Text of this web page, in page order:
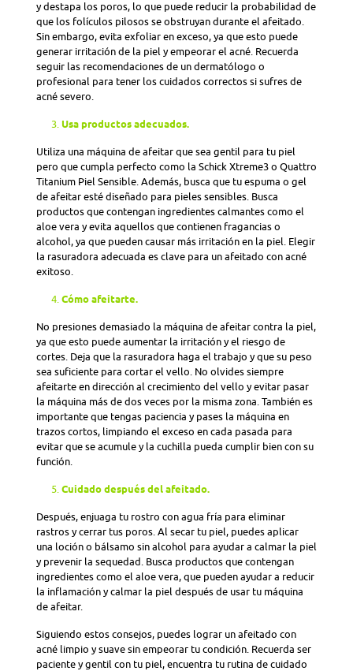
y destapa los poros, lo que puede reducir la probabilidad de
que los folículos pilosos se obstruyan durante el afeitado.
Sin embargo, evita exfoliar en exceso, ya que esto puede
generar irritación de la piel y empeorar el acné. Recuerda
seguir las recomendaciones de un dermatólogo o
profesional para tener los cuidados correctos si sufres de
acné severo.
Usa productos adecuados.
Utiliza una máquina de afeitar que sea gentil para tu piel
pero que cumpla perfecto como la Schick Xtreme3 o Quattro
Titanium Piel Sensible. Además, busca que tu espuma o gel
de afeitar esté diseñado para pieles sensibles. Busca
productos que contengan ingredientes calmantes como el
aloe vera y evita aquellos que contienen fragancias o
alcohol, ya que pueden causar más irritación en la piel. Elegir
la rasuradora adecuada es clave para un afeitado con acné
exitoso.
Cómo afeitarte.
No presiones demasiado la máquina de afeitar contra la piel,
ya que esto puede aumentar la irritación y el riesgo de
cortes. Deja que la rasuradora haga el trabajo y que su peso
sea suficiente para cortar el vello. No olvides siempre
afeitarte en dirección al crecimiento del vello y evitar pasar
la máquina más de dos veces por la misma zona. También es
importante que tengas paciencia y pases la máquina en
trazos cortos, limpiando el exceso en cada pasada para
evitar que se acumule y la cuchilla pueda cumplir bien con su
función.
Cuidado después del afeitado.
Después, enjuaga tu rostro con agua fría para eliminar
rastros y cerrar tus poros. Al secar tu piel, puedes aplicar
una loción o bálsamo sin alcohol para ayudar a calmar la piel
y prevenir la sequedad. Busca productos que contengan
ingredientes como el aloe vera, que pueden ayudar a reducir
la inflamación y calmar la piel después de usar tu máquina
de afeitar.
Siguiendo estos consejos, puedes lograr un afeitado con
acné limpio y suave sin empeorar tu condición. Recuerda ser
paciente y gentil con tu piel, encuentra tu rutina de cuidado